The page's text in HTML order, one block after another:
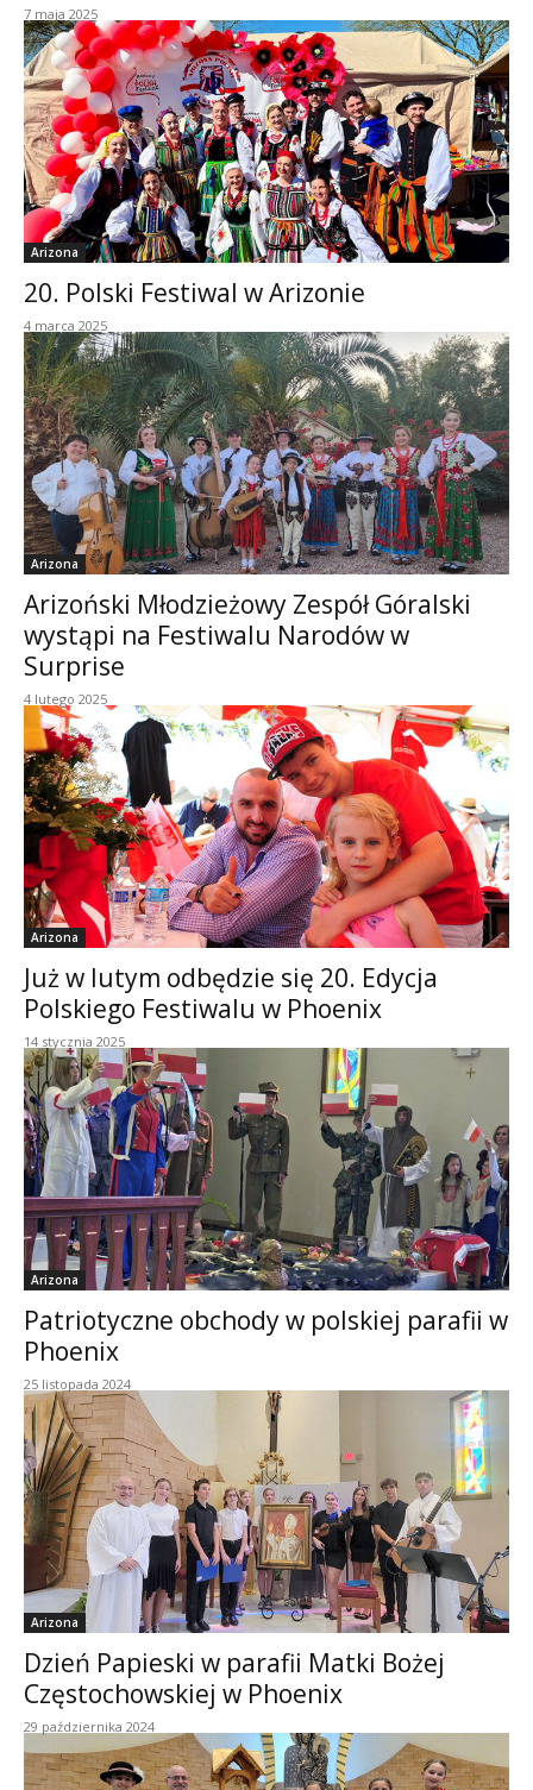
7 maja 2025
Arizona
20. Polski Festiwal w Arizonie
4 marca 2025
Arizona
Arizoński Młodzieżowy Zespół Góralski
wystąpi na Festiwalu Narodów w
Surprise
4 lutego 2025
Arizona
Już w lutym odbędzie się 20. Edycja
Polskiego Festiwalu w Phoenix
14 stycznia 2025
Arizona
Patriotyczne obchody w polskiej parafii w
Phoenix
25 listopada 2024
Arizona
Dzień Papieski w parafii Matki Bożej
Częstochowskiej w Phoenix
29 października 2024